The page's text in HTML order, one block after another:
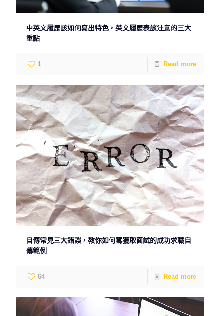
中英文履歷該如何寫出特色，英文履歷表該注意的三大
重點
1 Read more
自傳常見三大錯誤，教你如何寫獲取面試的成功求職自
傳範例
64 Read more